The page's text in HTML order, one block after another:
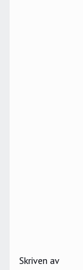
Skriven av